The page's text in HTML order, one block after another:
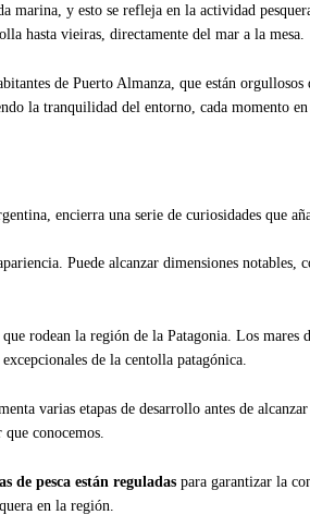
marina, y esto se refleja en la actividad
hasta vieiras, directamente del mar a la mesa.
de Puerto Almanza, que están
la tranquilidad del entorno, cada momento
encierra una serie de curiosidades que
Puede alcanzar dimensiones
rodean la región de la Patagonia. Los
de la centolla patagónica.
varias etapas de desarrollo antes de
que conocemos.
de pesca están reguladas para garantizar la
en la región.